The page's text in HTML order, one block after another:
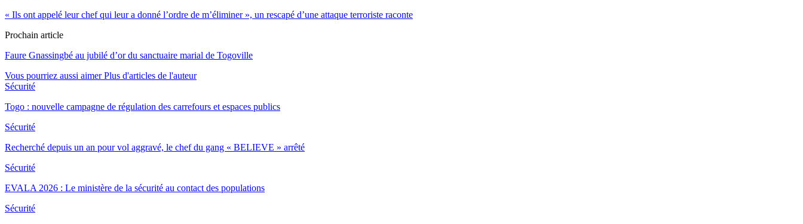
« Ils ont appelé leur chef qui leur a donné l’ordre de m’éliminer », un rescapé d’une attaque terroriste raconte
Prochain article
Faure Gnassingbé au jubilé d’or du sanctuaire marial de Togoville
Vous pourriez aussi aimer Plus d'articles de l'auteur
Sécurité
Togo : nouvelle campagne de régulation des carrefours et espaces publics
Sécurité
Recherché depuis un an pour vol aggravé, le chef du gang « BELIEVE » arrêté
Sécurité
EVALA 2026 : Le ministère de la sécurité au contact des populations
Sécurité